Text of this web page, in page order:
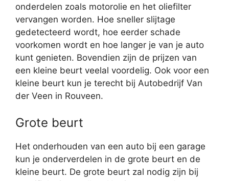
onderdelen zoals motorolie en het oliefilter
vervangen worden. Hoe sneller slijtage
gedetecteerd wordt, hoe eerder schade
voorkomen wordt en hoe langer je van je auto
kunt genieten. Bovendien zijn de prijzen van
een kleine beurt veelal voordelig. Ook voor een
kleine beurt kun je terecht bij Autobedrijf Van
der Veen in Rouveen.
Grote beurt
Het onderhouden van een auto bij een garage
kun je onderverdelen in de grote beurt en de
kleine beurt. De grote beurt zal nodig zijn bij